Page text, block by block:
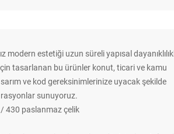
modern estetiği uzun süreli yapısal
tasarlanan bu ürünler konut, ticari ve kamu
ve kod gereksinimlerinize uyacak şekilde
sunuyoruz.
430 paslanmaz çelik